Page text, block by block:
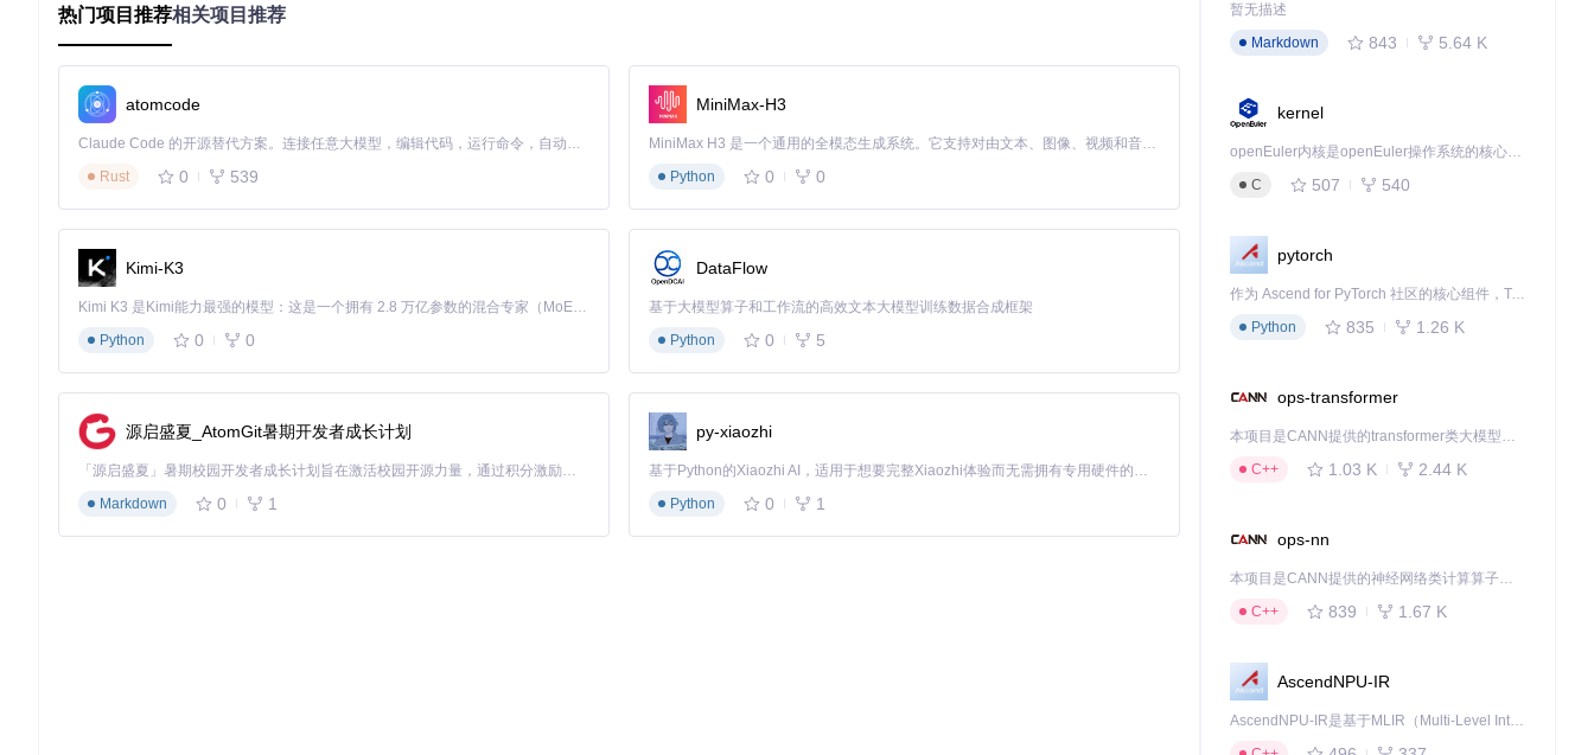
家庭用户快速部署步骤
桌面端安装
安装完成后，Joplin 将自动启动并在开始菜单创建快捷方式
macOS 系统
下载对应芯片架构的 .dmg 文件（Apple 芯片或 Intel 芯片）
Linux 系统：
使用官方安装脚本：
该脚本会自动处理依赖项、安装应用并创建桌面快捷方式
热门项目推荐相关项目推荐
atomcode
Claude Code 的开源替代方案。连接任意大模型，编辑代码，运行命令，自动验证 — 全自动执行。用 Rust 构建，极致性能。 ｜ An open-source alternative to Claude Code. Connect any LLM, edit code, run commands, and verify changes — autonomously. Built in Rust for speed. Get Started
Rust
0 539
MiniMax-H3
MiniMax H3 是一个通用的全模态生成系统。它支持对由文本、图像、视频和音频组成的多模态上下文进行统一理解，并能生成分辨率高达 2K、时长可达 15 秒的带原生立体声音频的视频。得益于面向任务泛化的系统设计，H3 在预训练阶段就已具备广泛的多模态上下文理解与生成能力，能够出色地执行复杂的多模态指令。
Python
0 0
Kimi-K3
Kimi K3 是Kimi能力最强的模型：这是一个拥有 2.8 万亿参数的混合专家（MoE）模型，具备原生视觉理解能力，并支持 100 万 token 的上下文窗口。
Python
0 0
DataFlow
基于大模型算子和工作流的高效文本大模型训练数据合成框架
Python
0 5
源启盛夏_AtomGit暑期开发者成长计划
「源启盛夏」暑期校园开发者成长计划旨在激活校园开源力量，通过积分激励、认证扶持、资源倾斜等形式，引导高校组织和开发者完成「入驻 — 建项目 — 做贡献 — 获认证 — 得资源」的完整闭环。无论你是想带领社团入驻平台的组织者，还是希望用代码贡献证明自己的开发者，都能在这里找到属于你的成长路径。
Markdown
0 1
py-xiaozhi
基于Python的Xiaozhi AI，适用于想要完整Xiaozhi体验而无需拥有专用硬件的用户。
Python
0 1
暂无描述
Markdown
843 5.64 K
kernel
openEuler内核是openEuler操作系统的核心，既是系统性能与稳定性的基石，也是连接处理器、设备与服务的桥梁。
C
507 540
pytorch
作为 Ascend for PyTorch 社区的核心组件，TorchNPU 是昇腾专为 PyTorch 打造的深度学习适配插件，使 PyTorch 框架能够直接调用昇腾 NPU，为开发者提供昇腾 AI 处理器的超强算力。
Python
835 1.26 K
ops-transformer
本项目是CANN提供的transformer类大模型算子库，实现网络在NPU上加速计算。
C++
1.03 K 2.44 K
ops-nn
本项目是CANN提供的神经网络类计算算子库，实现网络在NPU上加速计算。
C++
839 1.67 K
AscendNPU-IR
AscendNPU-IR是基于MLIR（Multi-Level Intermediate Representation）构建的，面向昇腾亲和算子编译时使用的中间表示，提供昇腾完备表达能力，通过编译优化提升昇腾AI处理器计算效率，支持通过生态框架使能昇腾AI处理器与深度调优